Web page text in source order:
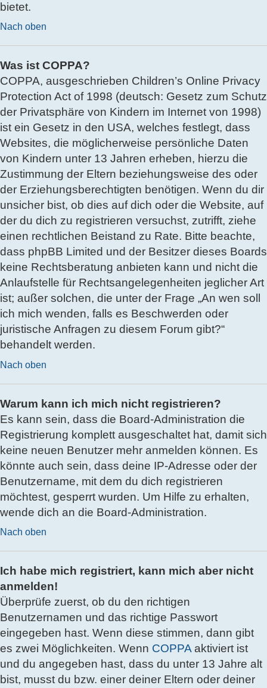
bietet.
Nach oben
Was ist COPPA?
COPPA, ausgeschrieben Children’s Online Privacy
Protection Act of 1998 (deutsch: Gesetz zum Schutz
der Privatsphäre von Kindern im Internet von 1998)
ist ein Gesetz in den USA, welches festlegt, dass
Websites, die möglicherweise persönliche Daten
von Kindern unter 13 Jahren erheben, hierzu die
Zustimmung der Eltern beziehungsweise des oder
der Erziehungsberechtigten benötigen. Wenn du dir
unsicher bist, ob dies auf dich oder die Website, auf
der du dich zu registrieren versuchst, zutrifft, ziehe
einen rechtlichen Beistand zu Rate. Bitte beachte,
dass phpBB Limited und der Besitzer dieses Boards
keine Rechtsberatung anbieten kann und nicht die
Anlaufstelle für Rechtsangelegenheiten jeglicher Art
ist; außer solchen, die unter der Frage „An wen soll
ich mich wenden, falls es Beschwerden oder
juristische Anfragen zu diesem Forum gibt?“
behandelt werden.
Nach oben
Warum kann ich mich nicht registrieren?
Es kann sein, dass die Board-Administration die
Registrierung komplett ausgeschaltet hat, damit sich
keine neuen Benutzer mehr anmelden können. Es
könnte auch sein, dass deine IP-Adresse oder der
Benutzername, mit dem du dich registrieren
möchtest, gesperrt wurden. Um Hilfe zu erhalten,
wende dich an die Board-Administration.
Nach oben
Ich habe mich registriert, kann mich aber nicht
anmelden!
Überprüfe zuerst, ob du den richtigen
Benutzernamen und das richtige Passwort
eingegeben hast. Wenn diese stimmen, dann gibt
es zwei Möglichkeiten. Wenn COPPAaktiviert ist
und du angegeben hast, dass du unter 13 Jahre alt
bist, musst du bzw. einer deiner Eltern oder deiner